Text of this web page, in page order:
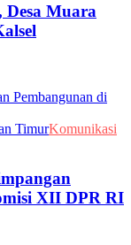
Muara
TimurKomunikasi
XII DPR RI